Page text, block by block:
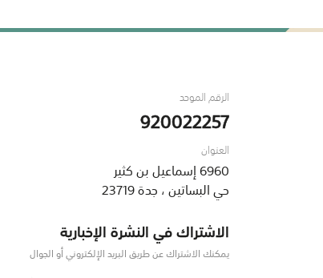
الرقم الموحد
920022257
العنوان
6960 إسماعيل بن كثير
حي البساتين ، جدة 23719
الاشتراك في النشرة الإخبارية
يمكنك الاشتراك عن طريق البريد الإلكتروني أو الجوال